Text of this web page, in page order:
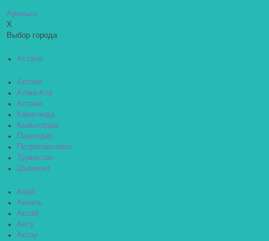
Аральск
X
Выбор города
Астана
Актобе
Алма-Ата
Астана
Караганда
Кызылорда
Павлодар
Петропавловск
Туркестан
Шымкент
Абай
Акколь
Аксай
Аксу
Актау